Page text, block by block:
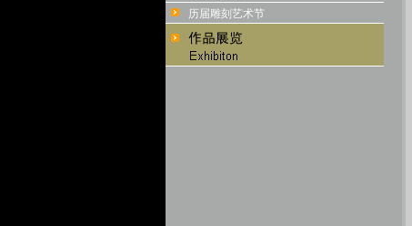
历届雕刻艺术节